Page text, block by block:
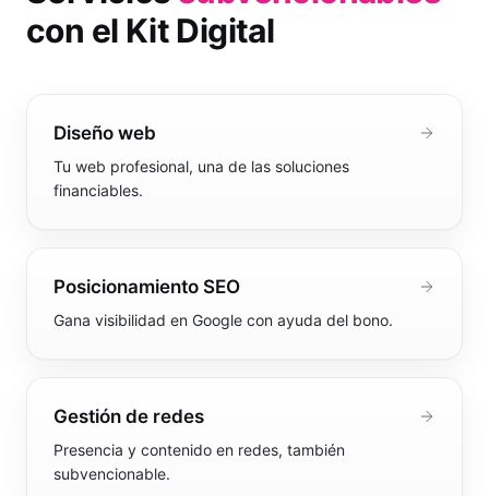
con el Kit Digital
Diseño web
Tu web profesional, una de las soluciones
financiables.
Posicionamiento SEO
Gana visibilidad en Google con ayuda del bono.
Gestión de redes
Presencia y contenido en redes, también
subvencionable.